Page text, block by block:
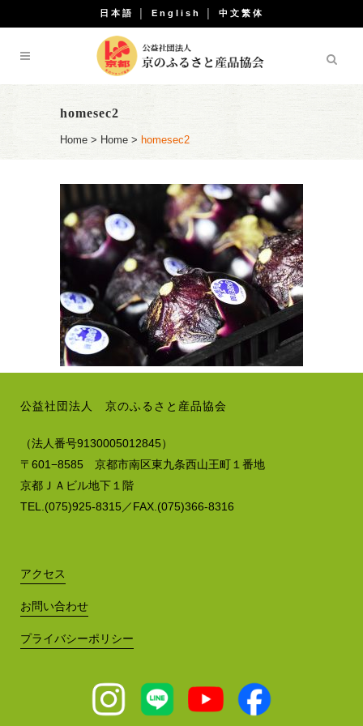
日本語 English 中文繁体
homesec2
Home > Home > homesec2
公益社団法人 京のふるさと産品協会
（法人番号9130005012845）
〒601−8585 京都市南区東九条西山王町１番地
京都ＪＡビル地下１階
TEL.(075)925-8315／FAX.(075)366-8316
アクセス
お問い合わせ
プライバシーポリシー